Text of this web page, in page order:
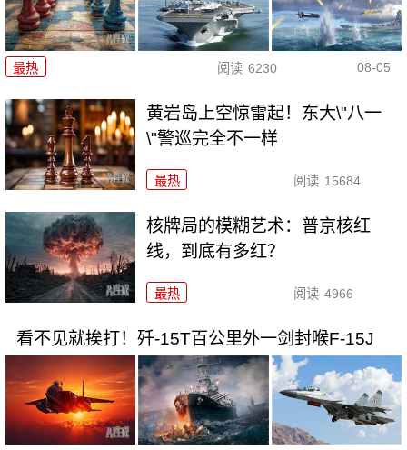
最热 阅读 6230 08-05
黄岩岛上空惊雷起！东大\"八一
\"警巡完全不一样
最热 阅读 15684
核牌局的模糊艺术：普京核红
线，到底有多红？
最热 阅读 4966
看不见就挨打！歼-15T百公里外一剑封喉F-15J